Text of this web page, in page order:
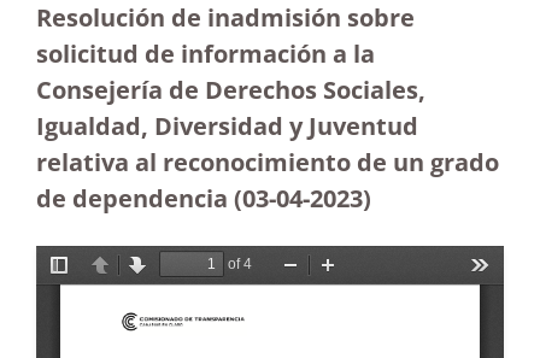
Resolución de inadmisión sobre
solicitud de información a la
Consejería de Derechos Sociales,
Igualdad, Diversidad y Juventud
relativa al reconocimiento de un grado
de dependencia (03-04-2023)